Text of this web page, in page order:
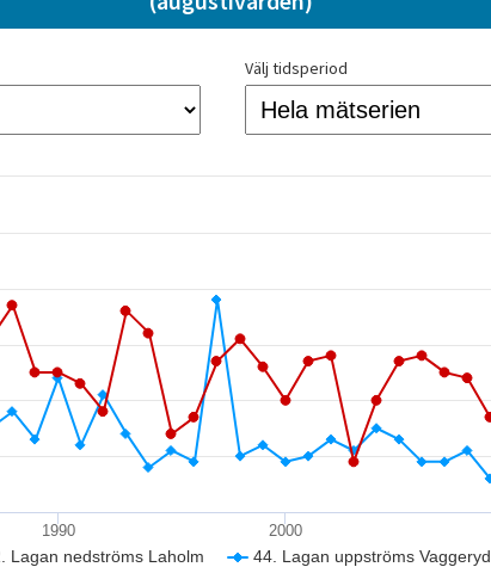
Välj tidsperiod
Lagan nedströms Laholm 44. Lagan uppströms Vaggeryd
1990 2000